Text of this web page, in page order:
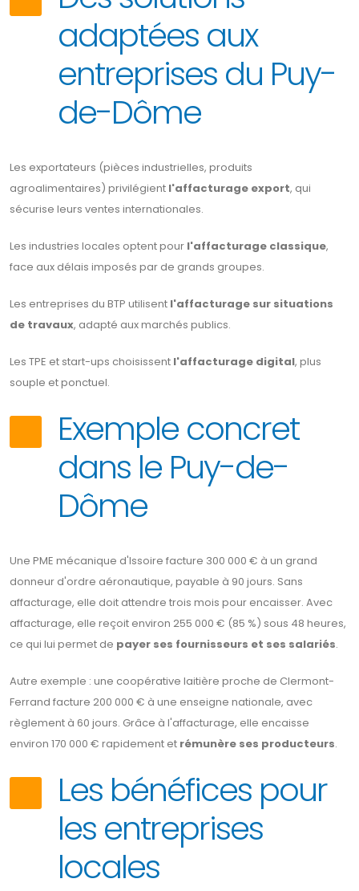
adaptées aux
entreprises du Puy-
de-Dôme
Les exportateurs (pièces industrielles, produits
agroalimentaires) privilégient l'affacturage export, qui
sécurise leurs ventes internationales.
Les industries locales optent pour l'affacturage classique,
face aux délais imposés par de grands groupes.
Les entreprises du BTP utilisent l'affacturage sur situations
de travaux, adapté aux marchés publics.
Les TPE et start-ups choisissent l'affacturage digital, plus
souple et ponctuel.
Exemple concret
dans le Puy-de-
Dôme
Une PME mécanique d'Issoire facture 300 000 € à un grand
donneur d'ordre aéronautique, payable à 90 jours. Sans
affacturage, elle doit attendre trois mois pour encaisser. Avec
affacturage, elle reçoit environ 255 000 € (85 %) sous 48 heures,
ce qui lui permet de payer ses fournisseurs et ses salariés.
Autre exemple : une coopérative laitière proche de Clermont-
Ferrand facture 200 000 € à une enseigne nationale, avec
règlement à 60 jours. Grâce à l'affacturage, elle encaisse
environ 170 000 € rapidement et rémunère ses producteurs.
Les bénéfices pour
les entreprises
locales